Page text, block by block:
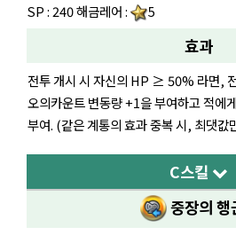
SP : 240 해금레어 : 5
효과
전투 개시 시 자신의 HP ≥ 50% 라면,
오의카운트 변동량 +1을 부여하고 적에
부여. (같은 계통의 효과 중복 시, 최댓값
C스킬
중장의 행